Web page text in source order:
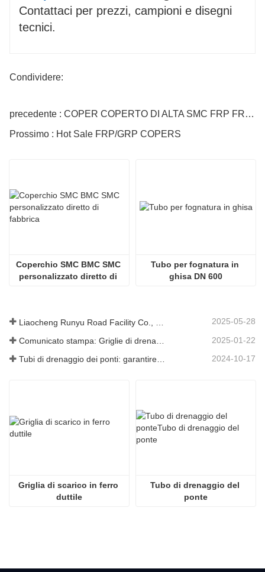
Contattaci per prezzi, campioni e disegni
tecnici.
Condividere:
precedente : COPER COPERTO DI ALTA SMC FRP FRP COOPO ANTI-SLIP
Prossimo : Hot Sale FRP/GRP COPERS
Coperchio SMC BMC SMC
personalizzato diretto di
Tubo per fognatura in
ghisa DN 600
2025-05-28
2025-01-22
2024-10-17
Griglia di scarico in ferro
duttile
Tubo di drenaggio del
ponte